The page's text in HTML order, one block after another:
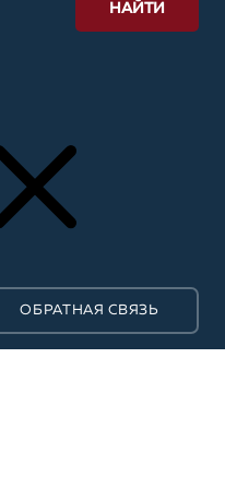
ОБРАТНАЯ СВЯЗЬ
НАЙТИ